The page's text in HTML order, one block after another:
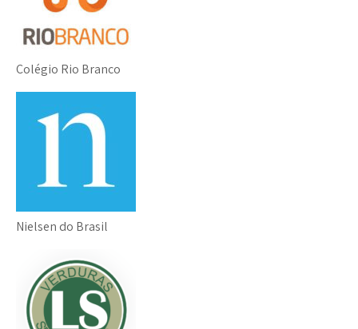
Colégio Rio Branco
Nielsen do Brasil